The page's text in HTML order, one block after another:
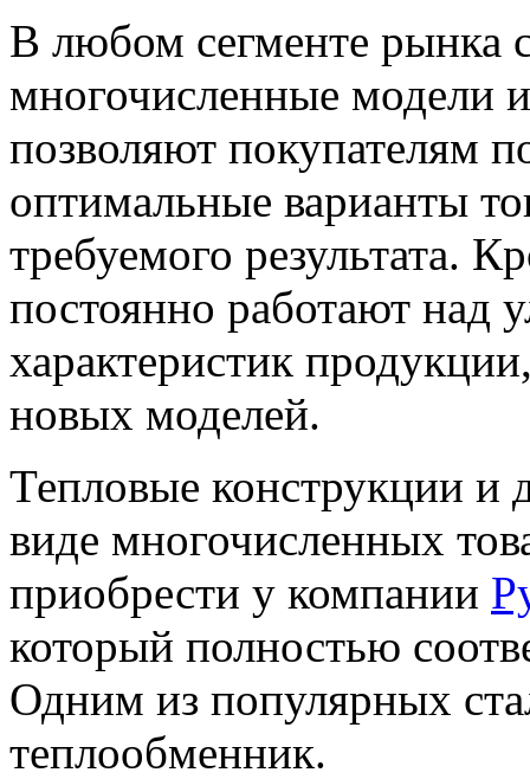
В любом сегменте рынка
многочисленные модели
позволяют покупателям
оптимальные варианты
требуемого результата.
постоянно работают над
характеристик
новых моделей.
Тепловые конструкции и
виде многочисленных
приобрести у компании
который полностью
Одним из популярных
теплообменник.